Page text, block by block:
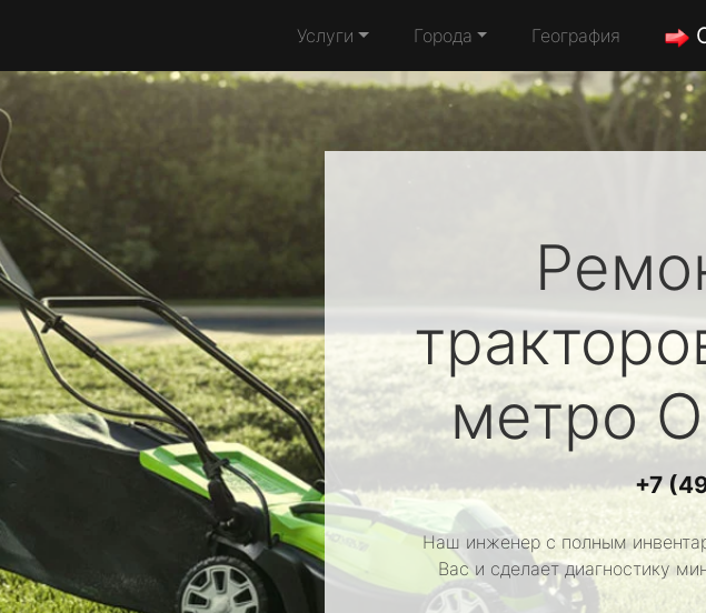
Услуги Города География
метро
+7
Наш инженер с полным
Вас и сделает диагностику